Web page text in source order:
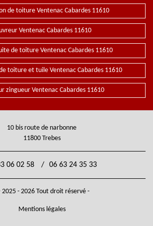
de toiture Ventenac Cabardes 11610
Ventenac Cabardes 11610
de toiture Ventenac Cabardes 11610
toiture et tuile Ventenac Cabardes 11610
zingueur Ventenac Cabardes 11610
10 bis route de narbonne
11800 Trebes
06 02 58 / 06 63 24 35 33
- 2026 Tout droit réservé -
Mentions légales